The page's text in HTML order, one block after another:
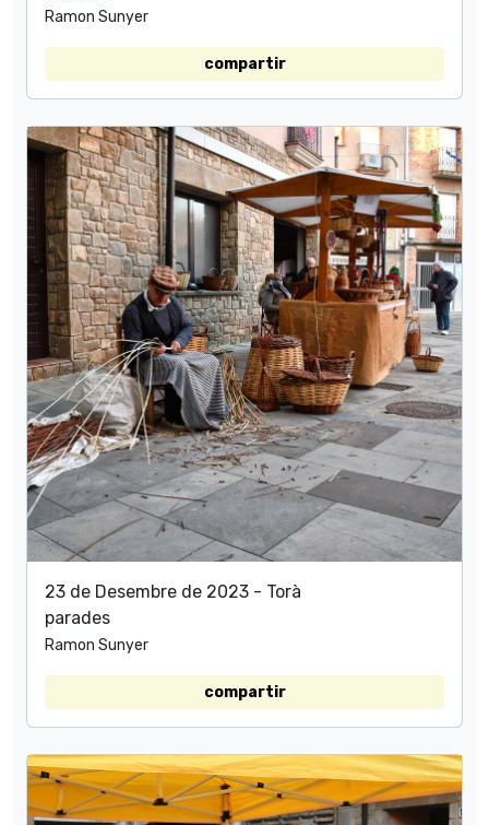
Ramon Sunyer
compartir
23 de Desembre de 2023 - Torà
parades
Ramon Sunyer
compartir